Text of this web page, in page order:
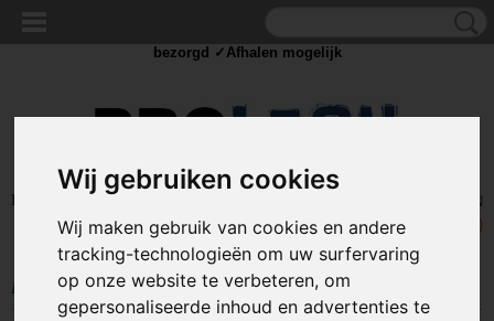
Wij gebruiken cookies
Wij maken gebruik van cookies en andere
tracking-technologieën om uw surfervaring
op onze website te verbeteren, om
gepersonaliseerde inhoud en advertenties te
Inloggen Registreren
UW WINKELWAGEN
Geen producten
(0)
Home >STROOM >Stekkers >Stekkers
bezorgd ✓Afhalen mogelijk